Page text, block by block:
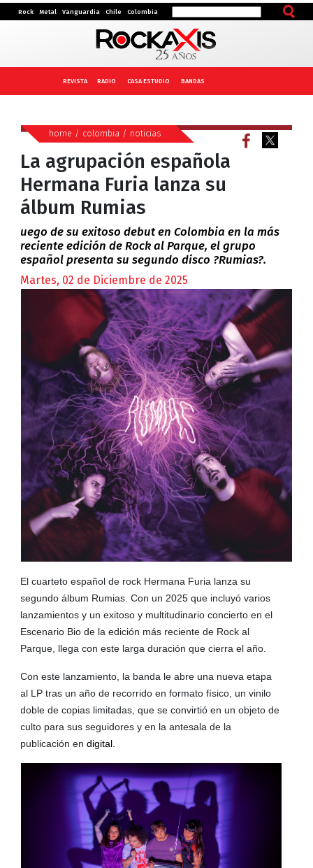
Rock Metal Vanguardia Chile Colombia
REVISTA RADIO CASA ESTUDIO BANDAS
home / colombia / noticias
La agrupación española
Hermana Furia lanza su
álbum Rumias
uego de su exitoso debut en Colombia en la más
reciente edición de Rock al Parque, el grupo
español presenta su segundo disco ?Rumias?.
Martes, 02 de Diciembre de 2025
El cuarteto español de rock Hermana Furia lanza su
segundo álbum Rumias. Con un 2025 que incluyó varios
lanzamientos y un exitoso y multitudinario concierto en el
Escenario Bio de la edición más reciente de Rock al
Parque, llega con este larga duración que cierra el año.
Con este lanzamiento, la banda le abre una nueva etapa
al LP tras un año de recorrido en formato físico, un vinilo
doble de copias limitadas, que se convirtió en un objeto de
culto para sus seguidores y en la antesala de la
publicación en digital.